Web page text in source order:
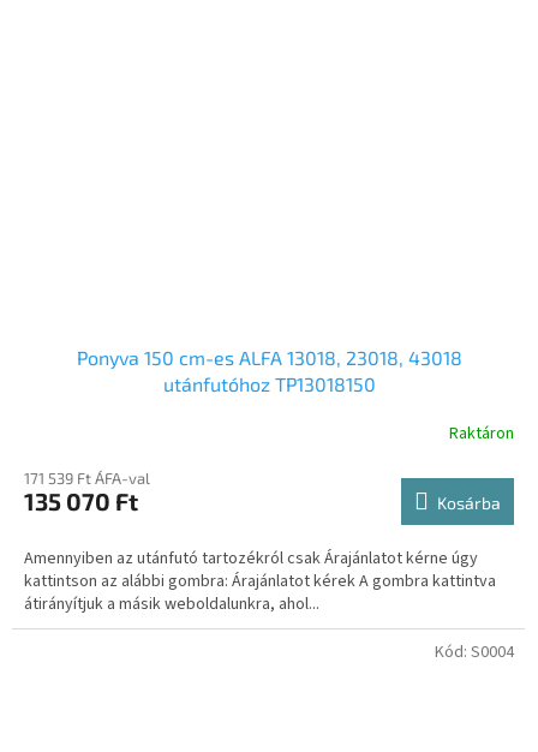
Ponyva 150 cm-es ALFA 13018, 23018, 43018
utánfutóhoz TP13018150
Raktáron
171 539 Ft ÁFA-val
135 070 Ft Kosárba
Amennyiben az utánfutó tartozékról csak Árajánlatot kérne úgy
kattintson az alábbi gombra: Árajánlatot kérek A gombra kattintva
átirányítjuk a másik weboldalunkra, ahol...
Kód: S0004